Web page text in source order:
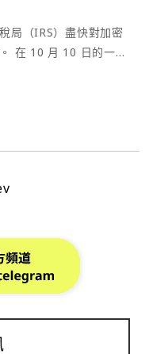
局（IRS）盡快對加密